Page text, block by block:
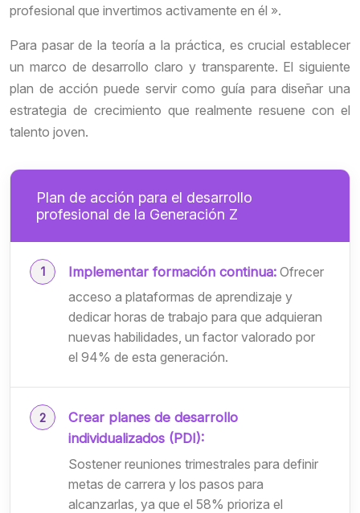
profesional que invertimos activamente en él ».
Para pasar de la teoría a la práctica, es crucial establecer
un marco de desarrollo claro y transparente. El siguiente
plan de acción puede servir como guía para diseñar una
estrategia de crecimiento que realmente resuene con el
talento joven.
Plan de acción para el desarrollo
profesional de la Generación Z
Implementar formación continua: Ofrecer
acceso a plataformas de aprendizaje y
dedicar horas de trabajo para que adquieran
nuevas habilidades, un factor valorado por
el 94% de esta generación.
Crear planes de desarrollo
individualizados (PDI):
Sostener reuniones trimestrales para definir
metas de carrera y los pasos para
alcanzarlas, ya que el 58% prioriza el